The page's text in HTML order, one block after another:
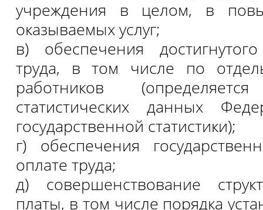
учреждения в целом, в
оказываемых услуг;
в) обеспечения
труда, в том числе по
работников
статистических данных
государственной статистики);
г) обеспечения
оплате труда;
д) совершенствование
платы, в том числе порядка